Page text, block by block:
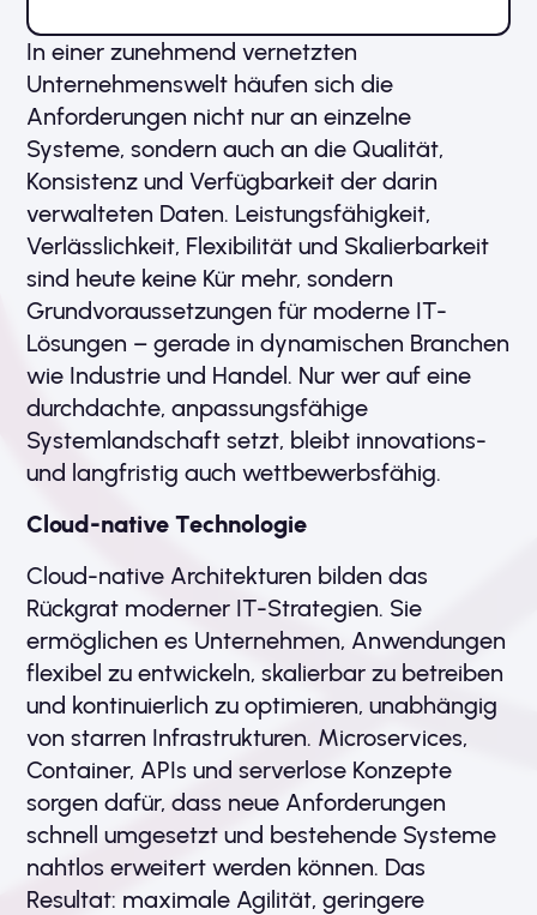
In einer zunehmend vernetzten
Unternehmenswelt häufen sich die
Anforderungen nicht nur an einzelne
Systeme, sondern auch an die Qualität,
Konsistenz und Verfügbarkeit der darin
verwalteten Daten. Leistungsfähigkeit,
Verlässlichkeit, Flexibilität und Skalierbarkeit
sind heute keine Kür mehr, sondern
Grundvoraussetzungen für moderne IT-
Lösungen – gerade in dynamischen Branchen
wie Industrie und Handel. Nur wer auf eine
durchdachte, anpassungsfähige
Systemlandschaft setzt, bleibt innovations-
und langfristig auch wettbewerbsfähig.
Cloud-native Technologie
Cloud-native Architekturen bilden das
Rückgrat moderner IT-Strategien. Sie
ermöglichen es Unternehmen, Anwendungen
flexibel zu entwickeln, skalierbar zu betreiben
und kontinuierlich zu optimieren, unabhängig
von starren Infrastrukturen. Microservices,
Container, APIs und serverlose Konzepte
sorgen dafür, dass neue Anforderungen
schnell umgesetzt und bestehende Systeme
nahtlos erweitert werden können. Das
Resultat: maximale Agilität, geringere